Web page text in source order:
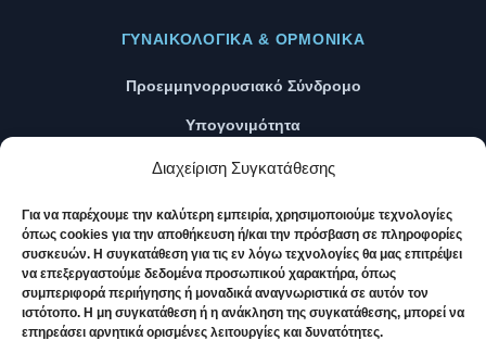
Διαχείριση Συγκατάθεσης
Για να παρέχουμε την καλύτερη εμπειρία, χρησιμοποιούμε τεχνολογίες
όπως cookies για την αποθήκευση ή/και την πρόσβαση σε πληροφορίες
συσκευών. Η συγκατάθεση για τις εν λόγω τεχνολογίες θα μας επιτρέψει
να επεξεργαστούμε δεδομένα προσωπικού χαρακτήρα, όπως
συμπεριφορά περιήγησης ή μοναδικά αναγνωριστικά σε αυτόν τον
ιστότοπο. Η μη συγκατάθεση ή η ανάκληση της συγκατάθεσης, μπορεί να
επηρεάσει αρνητικά ορισμένες λειτουργίες και δυνατότητες.
ΓΥΝΑΙΚΟΛΟΓΙΚΆ & ΟΡΜΟΝΙΚΆ
Προεμμηνορρυσιακό Σύνδρομο
Υπογονιμότητα
Εμμηνόπαυση & Εξάψεις
Δυσμηνόρροια
ΟΔΗΓΌΣ ΑΣΘΕΝΟΎΣ